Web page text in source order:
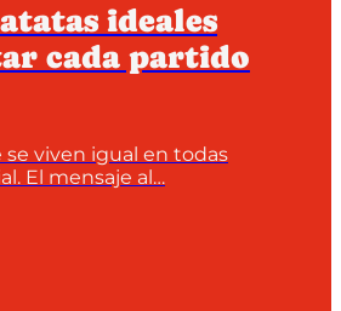
ideales
cada partido
viven igual en todas
El mensaje al…